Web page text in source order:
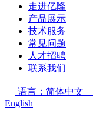
走进亿隆
产品展示
技术服务
常见问题
人才招聘
联系我们
语言：简体中文
English